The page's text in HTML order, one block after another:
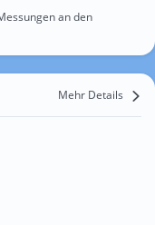
an den
Mehr Details